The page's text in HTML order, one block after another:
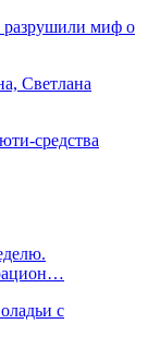
разрушили миф о
Светлана
средства
с